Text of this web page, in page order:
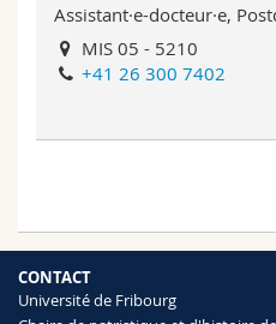
Assistant·e-docteur·e,
MIS 05 - 5210
+41 26 300 7402
CONTACT
Université de Fribourg